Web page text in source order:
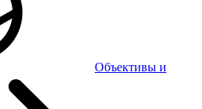
Объективы и